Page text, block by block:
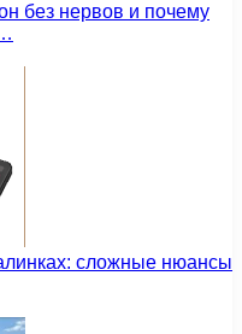
без нервов и почему
сложные нюансы